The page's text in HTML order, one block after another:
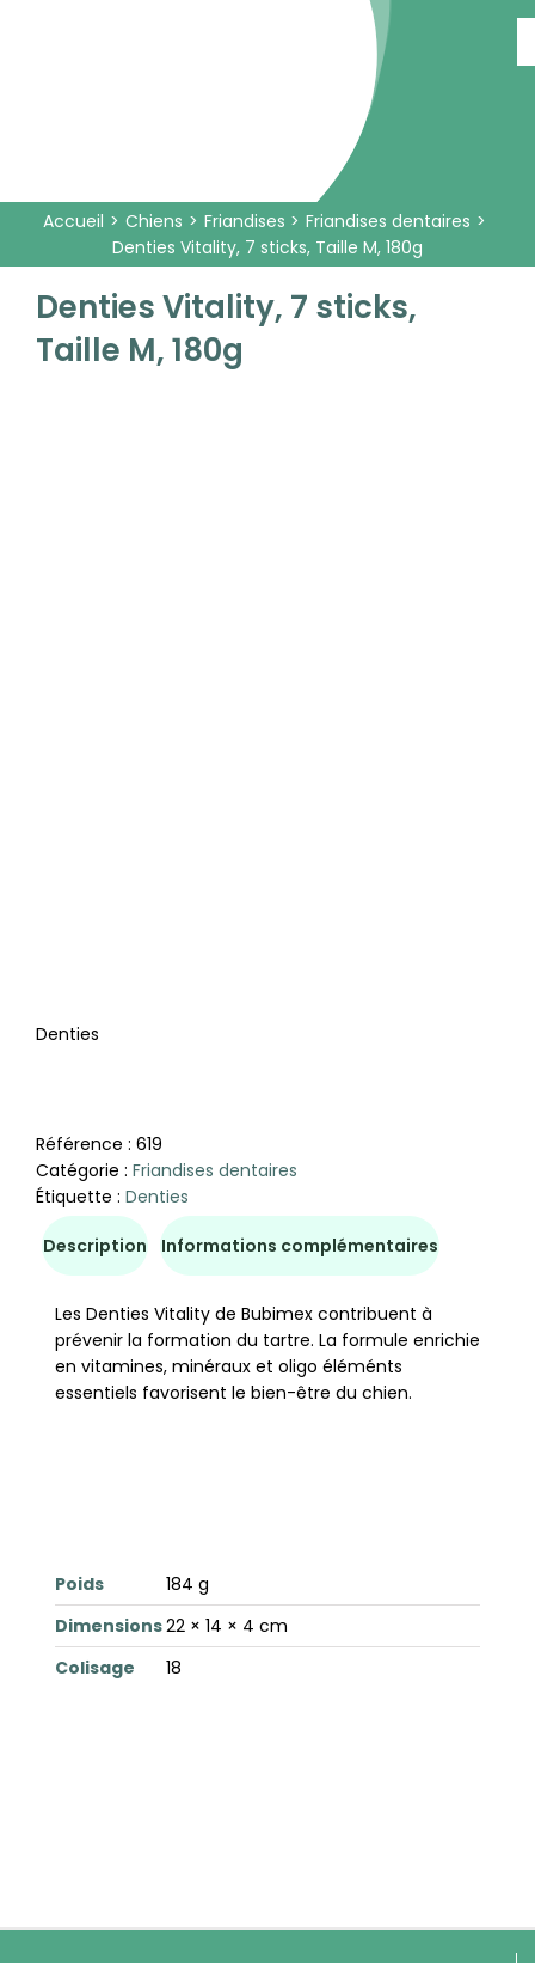
Accueil Chiens Friandises
Friandises dentaires
Denties Vitality, 7 sticks, Taille M, 180g
Denties Vitality, 7 sticks,
Taille M, 180g
Denties
Référence : 619
Catégorie : Friandises dentaires
Étiquette : Denties
Description Informations complémentaires
Les Denties Vitality de Bubimex contribuent à
prévenir la formation du tartre. La formule enrichie
en vitamines, minéraux et oligo éléménts
essentiels favorisent le bien-être du chien.
Poids
184 g
Dimensions22 × 14 × 4 cm
Colisage
18